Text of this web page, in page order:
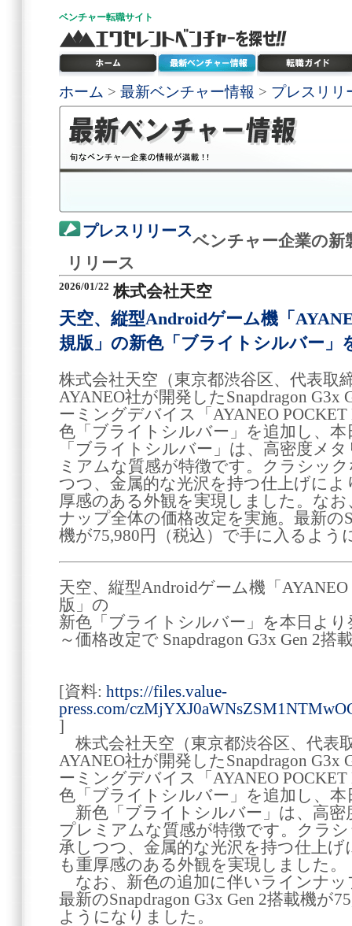
ベンチャー転職サイト
ホーム > 最新ベンチャー情報 > プレスリリ
プレスリリース
ベンチャー企業の新
リリース
2026/01/22 株式会社天空
天空、縦型Androidゲーム機「
規版」の新色「ブライトシルバー」
株式会社天空（東京都渋谷区、代表取
AYANEO社が開発したSnapdragon G3x
ーミングデバイス「AYANEO
色「ブライトシルバー」を追加し、
「ブライトシルバー」は、高密度メ
ミアムな質感が特徴です。クラシッ
つつ、金属的な光沢を持つ仕上げに
厚感のある外観を実現しました。な
ナップ全体の価格改定を実施。最新の
機が75,980円（税込）で手に入るよう
天空、縦型Androidゲーム機「
版」の
新色「ブライトシルバー」を本日より
～価格改定で Snapdragon G3x Gen 2搭
[資料: https://files.value-
press.com/
]
株式会社天空（東京都渋谷区、代表
AYANEO社が開発したSnapdragon G3x
ーミングデバイス「AYANEO
色「ブライトシルバー」を追加し、
新色「ブライトシルバー」は、高密
プレミアムな質感が特徴です。クラ
承しつつ、金属的な光沢を持つ仕上
も重厚感のある外観を実現しました。
なお、新色の追加に伴いラインナッ
最新のSnapdragon G3x Gen 2搭載機が
ようになりました。